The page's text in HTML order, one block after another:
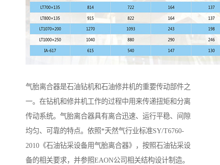
气胎离合器是石油钻机和石油修井机的重要传动部件之
一。在钻机和修井机工作的过程中用来传递扭矩和分离
传动系统。气胎离合器具有离合迅速、运行平稳、间隙
均匀、可靠的特点。依照*天然气行业标准SY/T6760-
2010《石油钻采设备用气胎离合器》，按照石油钻采设
备的相关要求，并参照EAON公司相关结构设计制造。